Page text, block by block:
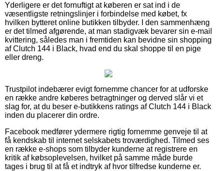
Yderligere er det fornuftigt at køberen er sat ind i de
væsentligste retningslinjer i forbindelse med købet, fx
hvilken bytteret online butikken tilbyder. I den sammenhæng
er det tilmed afgørende, at man stadigvæk bevarer sin e-mail
kvittering, således man i fremtiden kan bevidne sin shopping
af Clutch 144 i Black, hvad end du skal shoppe til en pige
eller dreng.
Trustpilot indebærer evigt fornemme chancer for at udforske
en række andre køberes betragtninger og derved slår vi et
slag for, at du beser e-butikkens ratings af Clutch 144 i Black
inden du placerer din ordre.
Facebook medfører ydermere rigtig fornemme genveje til at
få kendskab til internet selskabets troværdighed. Tilmed ses
en række e-shops som tilbyder kunderne at registrere en
kritik af købsoplevelsen, hvilket på samme måde burde
tages i brug til at få et indtryk af hvor tilfredse kunderne er.